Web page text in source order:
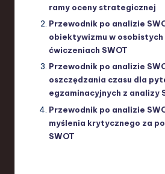
ramy oceny strategicznej
Przewodnik po analizie
obiektywizmu w osobistych
ćwiczeniach SWOT
Przewodnik po analizie
oszczędzania czasu dla
egzaminacyjnych z analizy
Przewodnik po analizie
myślenia krytycznego za
SWOT